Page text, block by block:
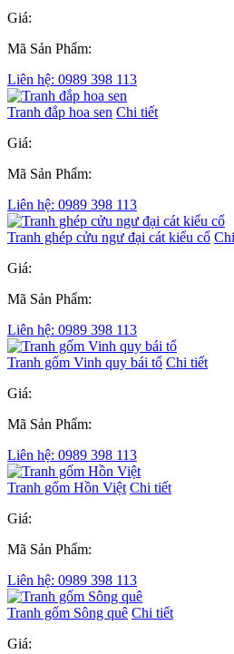
Giá:
Mã Sản Phẩm:
Liên hệ: 0989 398 113
Tranh đắp hoa sen Chi tiết
Giá:
Mã Sản Phẩm:
Liên hệ: 0989 398 113
Tranh ghép cửu ngư đại cát kiểu cổ
Giá:
Mã Sản Phẩm:
Liên hệ: 0989 398 113
Tranh gốm Vinh quy bái tổ Chi tiết
Giá:
Mã Sản Phẩm:
Liên hệ: 0989 398 113
Tranh gốm Hồn Việt Chi tiết
Giá:
Mã Sản Phẩm:
Liên hệ: 0989 398 113
Tranh gốm Sông quê Chi tiết
Giá: